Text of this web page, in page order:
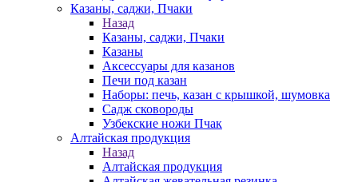
Казаны, саджи, Пчаки
Назад
Казаны, саджи, Пчаки
Казаны
Аксессуары для казанов
Печи под казан
Наборы: печь, казан с крышкой, шумовка
Садж сковороды
Узбекские ножи Пчак
Алтайская продукция
Назад
Алтайская продукция